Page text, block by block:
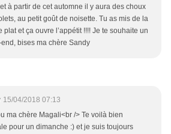
à partir de cet automne il y aura des choux
au petit goût de noisette. Tu as mis de la
plat et ça ouvre l’appétit !!!! Je te souhaite un
bises ma chère Sandy
15/04/2018 07:13
ma chère Magali<br /> Te voilà bien
pour un dimanche :) et je suis toujours